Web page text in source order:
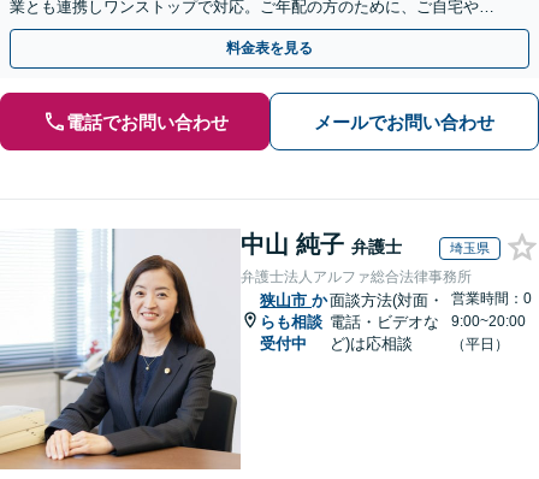
業とも連携しワンストップで対応。ご年配の方のために、ご自宅やご
近所への出張相談も実施【秘密厳守｜休日・夜間相談可】
料金表を見る
電話でお問い合わせ メールでお問い合わせ
中山 純子 弁護士 埼玉県
弁護士法人アルファ総合法律事務所
狭山市 か
らも相談
受付中
面談方法(対面・
電話・ビデオな
ど)は応相談
営業時間：0
9:00~20:00
（平日）